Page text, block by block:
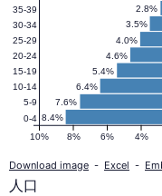
人
口
ピ
ラ
8.4%
7.6%
6.4%
5.4%
4.6%
4.0%
3.5%
2.8%
10% 8% 6% 4%
0-4
5-9
10-14
15-19
20-24
25-29
30-34
35-39
Download image - Excel -
人口